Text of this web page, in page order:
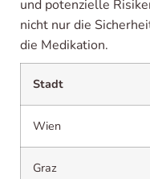
und potenzielle
nicht nur die
die Medikation.
Stadt
Wien
Graz